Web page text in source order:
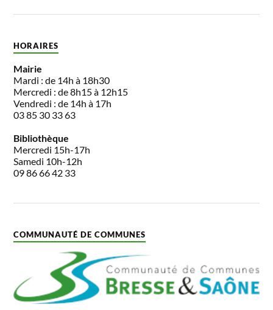
HORAIRES
Mairie
Mardi : de 14h à 18h30
Mercredi : de 8h15 à 12h15
Vendredi : de 14h à 17h
03 85 30 33 63
Bibliothèque
Mercredi 15h-17h
Samedi 10h-12h
09 86 66 42 33
COMMUNAUTÉ DE COMMUNES